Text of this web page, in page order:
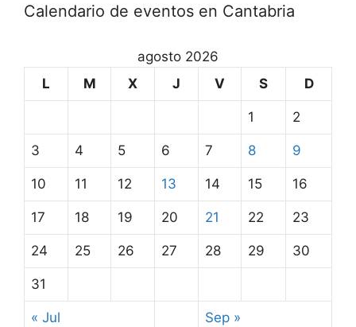
Calendario de eventos en Cantabria
agosto 2026
L
M X J V S D
1 2
3 4 5 6 7 8 9
10 11 12 13 14 15 16
17 18 19 20 21 22 23
24 25 26 27 28 29 30
31
« Jul Sep »